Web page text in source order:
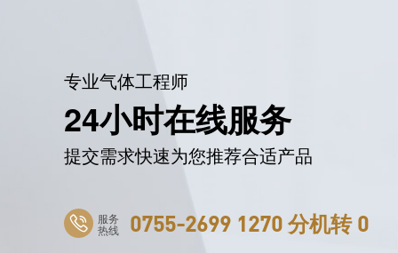
专业气体工程师
24小时在线服务
提交需求快速为您推荐合适产品
服务
热线 0755-2699 1270 分机转 0